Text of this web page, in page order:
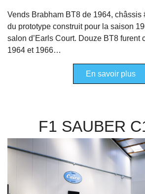
Vends Brabham BT8 de 1964, châssis
du prototype construit pour la saison
salon d’Earls Court. Douze BT8 furent
1964 et 1966…
En savoir plus
F1 SAUBER